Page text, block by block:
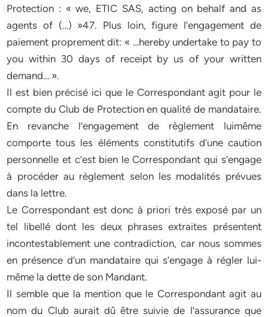
Protection : « we, ETIC SAS, acting on behalf and as
agents of (…) »47. Plus loin, figure l’engagement de
paiement proprement dit: « …hereby undertake to pay to
you within 30 days of receipt by us of your written
demand… ».
Il est bien précisé ici que le Correspondant agit pour le
compte du Club de Protection en qualité de mandataire.
En revanche l’engagement de règlement luimême
comporte tous les éléments constitutifs d’une caution
personnelle et c’est bien le Correspondant qui s’engage
à procéder au règlement selon les modalités prévues
dans la lettre.
Le Correspondant est donc à priori très exposé par un
tel libellé dont les deux phrases extraites présentent
incontestablement une contradiction, car nous sommes
en présence d’un mandataire qui s’engage à régler lui-
même la dette de son Mandant.
Il semble que la mention que le Correspondant agit au
nom du Club aurait dû être suivie de l’assurance que